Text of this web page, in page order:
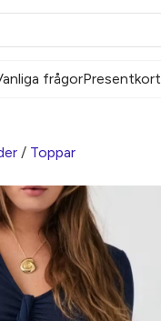
frågorPresentkort
/ Toppar